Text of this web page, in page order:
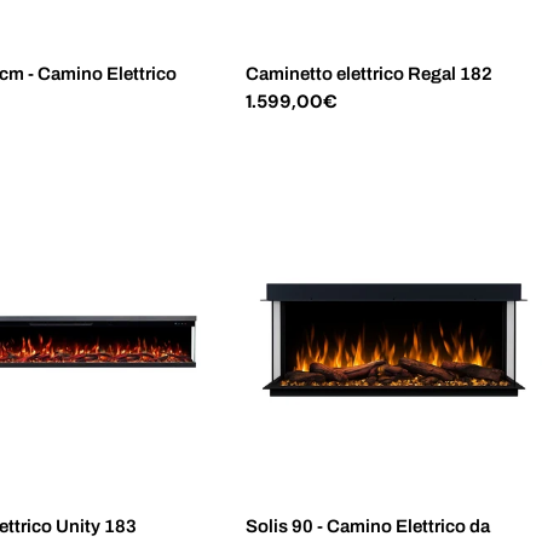
- Camino Elettrico Caminetto elettrico Regal 182
Prezzo
1.599,00€
Unity 183 Solis 90 - Camino Elettrico da